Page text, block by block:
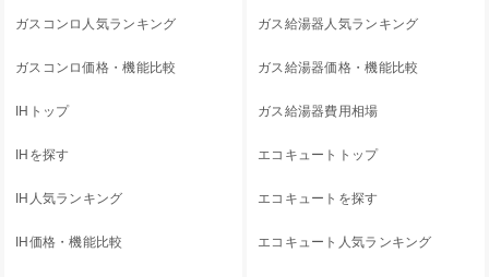
ガスコンロ人気ランキング
ガスコンロ価格・機能比較
IHトップ
IHを探す
IH人気ランキング
IH価格・機能比較
ガス給湯器人気ランキング
ガス給湯器価格・機能比較
ガス給湯器費用相場
エコキュートトップ
エコキュートを探す
エコキュート人気ランキング